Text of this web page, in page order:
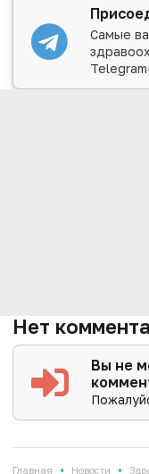
Самые
Нет
Вы не
Главная • Новости •